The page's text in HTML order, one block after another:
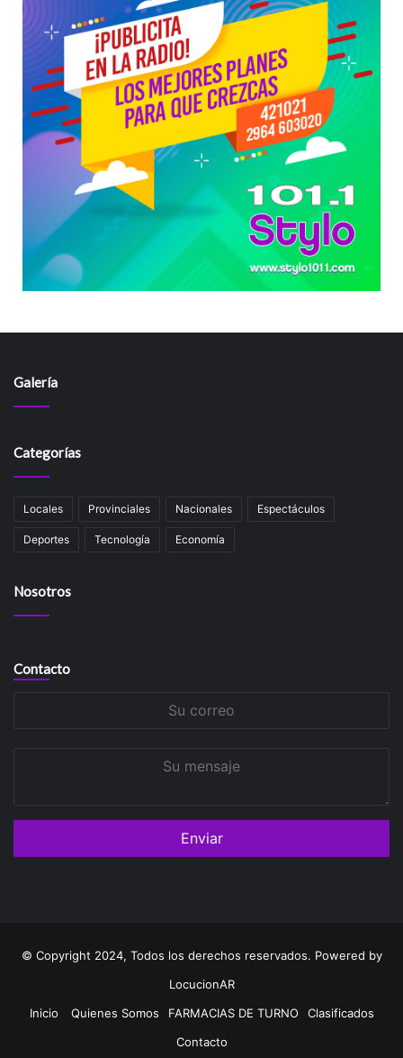
Galería
Categorías
Locales Provinciales Nacionales Espectáculos
Deportes Tecnología Economía
Nosotros
Contacto
© Copyright 2024, Todos los derechos reservados. Powered by
LocucionAR
Inicio
Quienes Somos FARMACIAS DE TURNO
Clasificados
Contacto